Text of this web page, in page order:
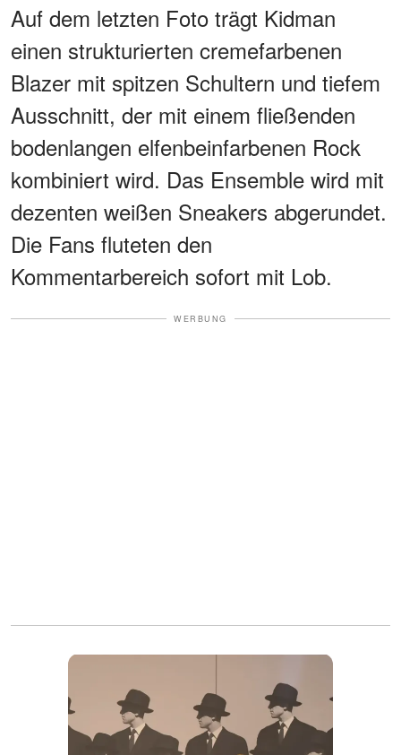
Auf dem letzten Foto trägt Kidman
einen strukturierten cremefarbenen
Blazer mit spitzen Schultern und tiefem
Ausschnitt, der mit einem fließenden
bodenlangen elfenbeinfarbenen Rock
kombiniert wird. Das Ensemble wird mit
dezenten weißen Sneakers abgerundet.
Die Fans fluteten den
Kommentarbereich sofort mit Lob.
WERBUNG